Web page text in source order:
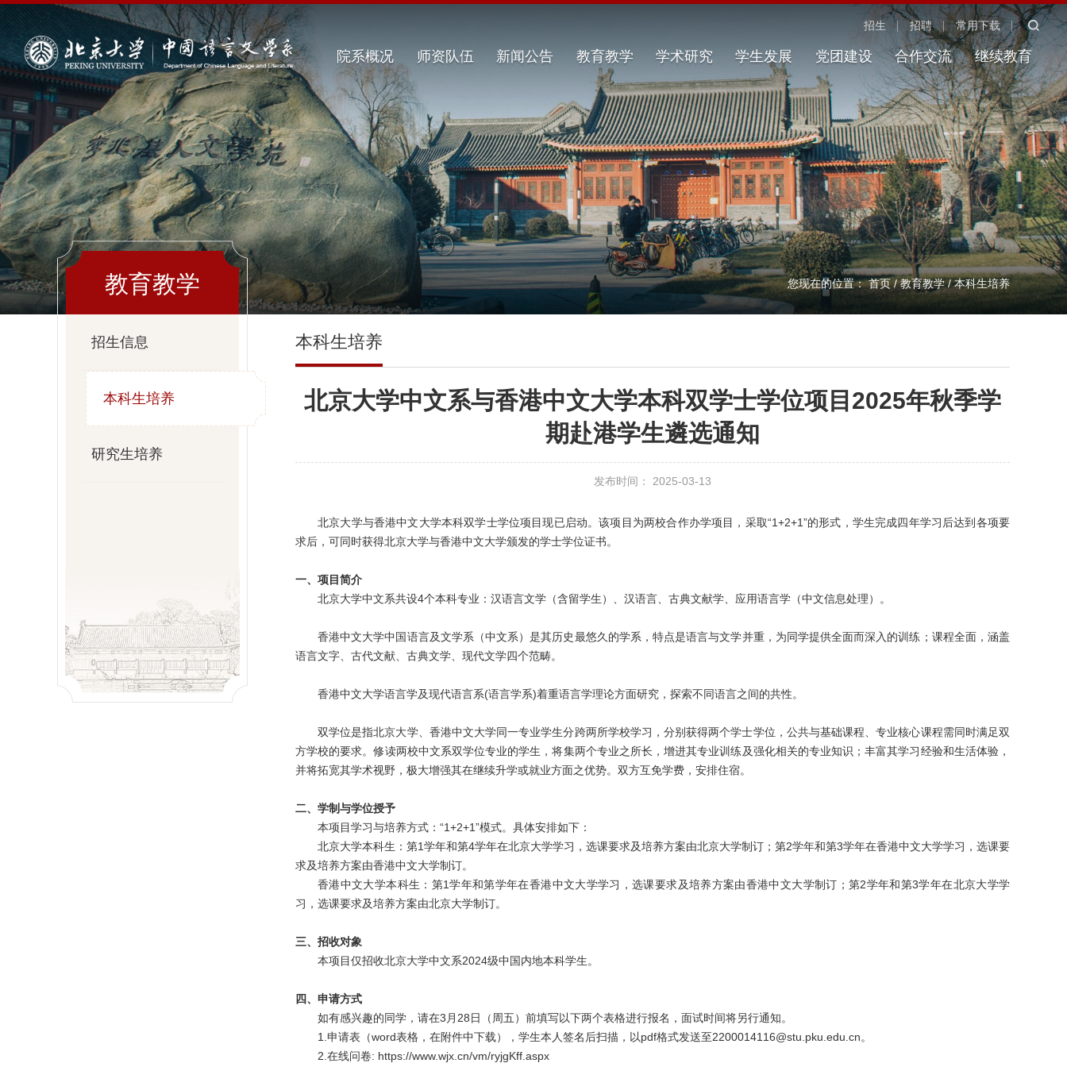
招生 招聘 常用下载
院系概况 师资队伍 新闻公告 教育教学 学术研究 学生发展 党团建设 合作交流 继续教育
您现在的位置：首页/教育教学/本科生培养
教育教学
招生信息
本科生培养
研究生培养
本科生培养
北京大学中文系与香港中文大学本科双学士学位项目2025年秋季学
期赴港学生遴选通知
发布时间： 2025-03-13
北京大学与香港中文大学本科双学士学位项目现已启动。该项目为两校合作办学项目，采取“1+2+1”的形式，学生完成四年学习后达到各项要
求后，可同时获得北京大学与香港中文大学颁发的学士学位证书。
一、项目简介
北京大学中文系共设4个本科专业：汉语言文学（含留学生）、汉语言、古典文献学、应用语言学（中文信息处理）。
香港中文大学中国语言及文学系（中文系）是其历史最悠久的学系，特点是语言与文学并重，为同学提供全面而深入的训练；课程全面，涵盖
语言文字、古代文献、古典文学、现代文学四个范畴。
香港中文大学语言学及现代语言系(语言学系)着重语言学理论方面研究，探索不同语言之间的共性。
双学位是指北京大学、香港中文大学同一专业学生分跨两所学校学习，分别获得两个学士学位，公共与基础课程、专业核心课程需同时满足双
方学校的要求。修读两校中文系双学位专业的学生，将集两个专业之所长，增进其专业训练及强化相关的专业知识；丰富其学习经验和生活体验，
并将拓宽其学术视野，极大增强其在继续升学或就业方面之优势。双方互免学费，安排住宿。
二、学制与学位授予
本项目学习与培养方式：“1+2+1”模式。具体安排如下：
北京大学本科生：第1学年和第4学年在北京大学学习，选课要求及培养方案由北京大学制订；第2学年和第3学年在香港中文大学学习，选课要
求及培养方案由香港中文大学制订。
香港中文大学本科生：第1学年和第学年在香港中文大学学习，选课要求及培养方案由香港中文大学制订；第2学年和第3学年在北京大学学
习，选课要求及培养方案由北京大学制订。
三、招收对象
本项目仅招收北京大学中文系2024级中国内地本科学生。
四、申请方式
如有感兴趣的同学，请在3月28日（周五）前填写以下两个表格进行报名，面试时间将另行通知。
1.申请表（word表格，在附件中下载），学生本人签名后扫描，以pdf格式发送至2200014116@stu.pku.edu.cn。
2.在线问卷: https://www.wjx.cn/vm/ryjgKff.aspx